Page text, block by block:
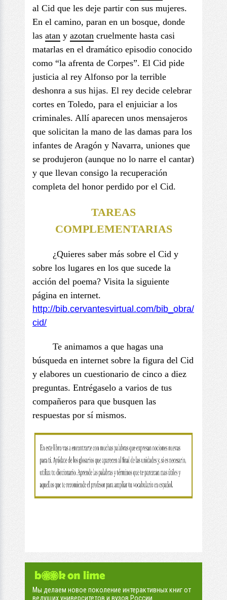
al Cid que les deje partir con sus mujeres.
En el camino, paran en un bosque, donde
las atan y azotan cruelmente hasta casi
matarlas en el dramático episodio conocido
como “la afrenta de Corpes”. El Cid pide
justicia al rey Alfonso por la terrible
deshonra a sus hijas. El rey decide celebrar
cortes en Toledo, para el enjuiciar a los
criminales. Allí aparecen unos mensajeros
que solicitan la mano de las damas para los
infantes de Aragón y Navarra, uniones que
se produjeron (aunque no lo narre el cantar)
y que llevan consigo la recuperación
completa del honor perdido por el Cid.
TAREAS
COMPLEMENTARIAS
¿Quieres saber más sobre el Cid y
sobre los lugares en los que sucede la
acción del poema? Visita la siguiente
página en internet.
http://bib.cervantesvirtual.com/bib_obra/
cid/
Te animamos a que hagas una
búsqueda en internet sobre la figura del Cid
y elabores un cuestionario de cinco a diez
preguntas. Entrégaselo a varios de tus
compañeros para que busquen las
respuestas por sí mismos.
Мы делаем новое поколение интерактивных книг от
ведущих университетов и вузов России.